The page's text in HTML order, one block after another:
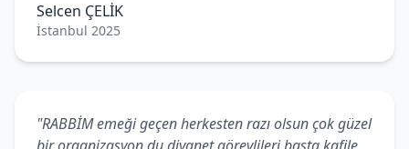
Selcen ÇELİK
İstanbul 2025
"RABBİM emeği geçen herkesten razı olsun çok güzel